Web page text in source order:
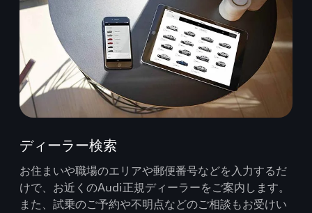
ディーラー検索
お住まいや職場のエリアや郵便番号などを入力するだ
けで、お近くのAudi正規ディーラーをご案内します。
また、試乗のご予約や不明点などのご相談もお受けい